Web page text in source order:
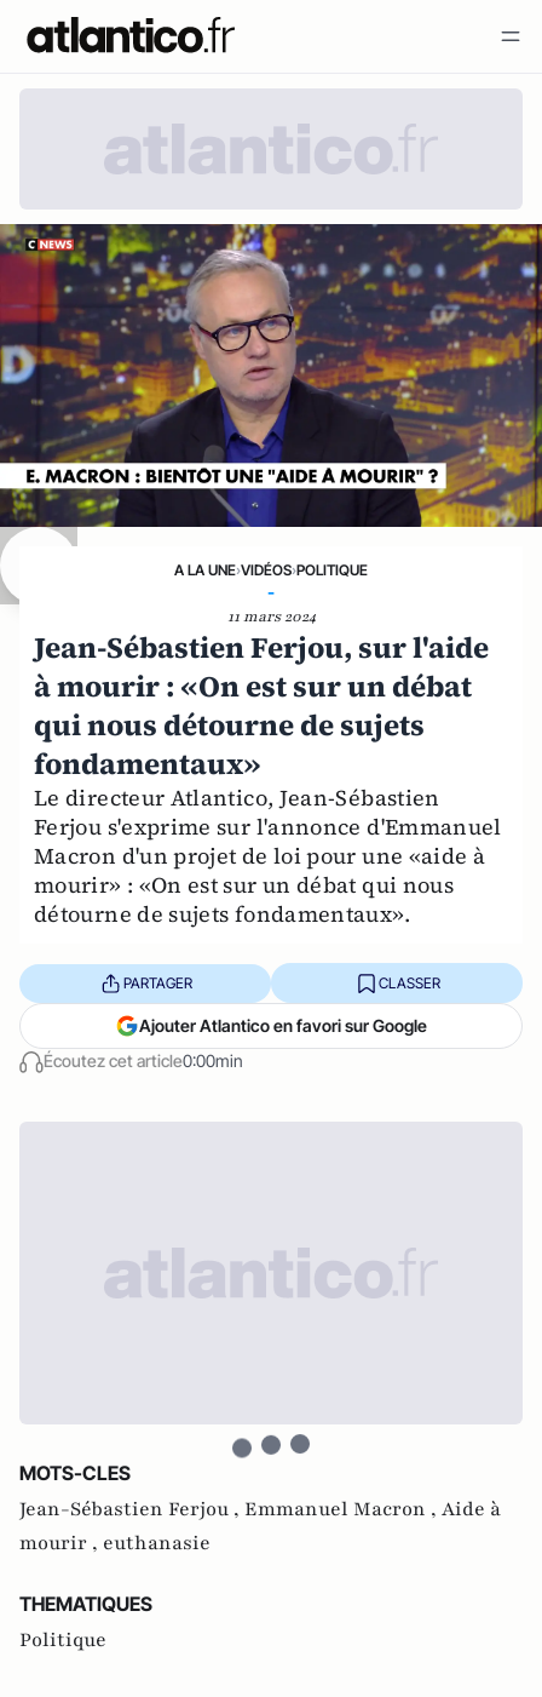
A LA UNE›VIDÉOS›POLITIQUE
-
11 mars 2024
Jean-Sébastien Ferjou, sur l'aide
à mourir : «On est sur un débat
qui nous détourne de sujets
fondamentaux»
Le directeur Atlantico, Jean-Sébastien
Ferjou s'exprime sur l'annonce d'Emmanuel
Macron d'un projet de loi pour une «aide à
mourir» : «On est sur un débat qui nous
détourne de sujets fondamentaux».
Écoutez cet article0:00min
PARTAGER CLASSER
Ajouter Atlantico en favori sur Google
MOTS-CLES
Jean-Sébastien Ferjou , Emmanuel Macron , Aide à
mourir , euthanasie
THEMATIQUES
Politique